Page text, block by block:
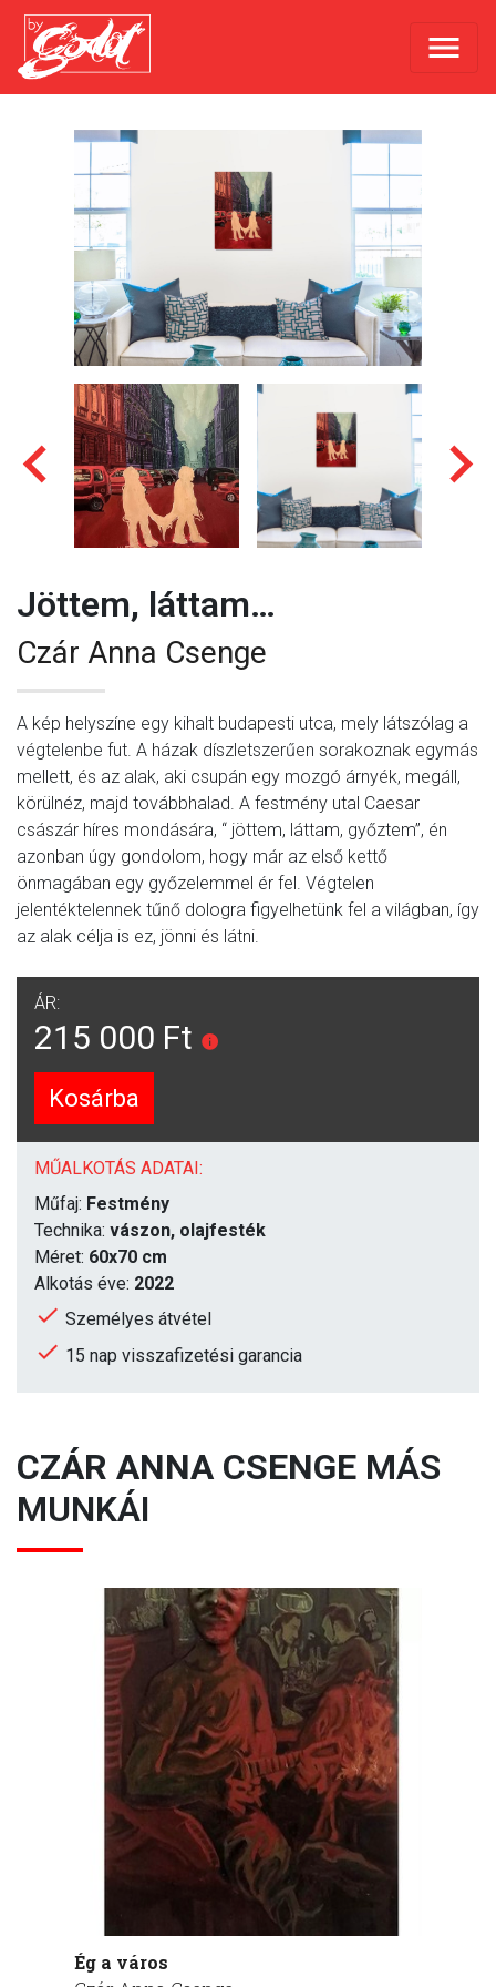
Jöttem, láttam…
Czár Anna Csenge
A kép helyszíne egy kihalt budapesti utca, mely látszólag a
végtelenbe fut. A házak díszletszerűen sorakoznak egymás
mellett, és az alak, aki csupán egy mozgó árnyék, megáll,
körülnéz, majd továbbhalad. A festmény utal Caesar
császár híres mondására, “ jöttem, láttam, győztem”, én
azonban úgy gondolom, hogy már az első kettő
önmagában egy győzelemmel ér fel. Végtelen
jelentéktelennek tűnő dologra figyelhetünk fel a világban, így
az alak célja is ez, jönni és látni.
ÁR:
215 000 Ft
Kosárba
MŰALKOTÁS ADATAI:
Műfaj: Festmény
Technika: vászon, olajfesték
Méret: 60x70 cm
Alkotás éve: 2022
Személyes átvétel
15 nap visszafizetési garancia
CZÁR ANNA CSENGE MÁS
MUNKÁI
Ég a város